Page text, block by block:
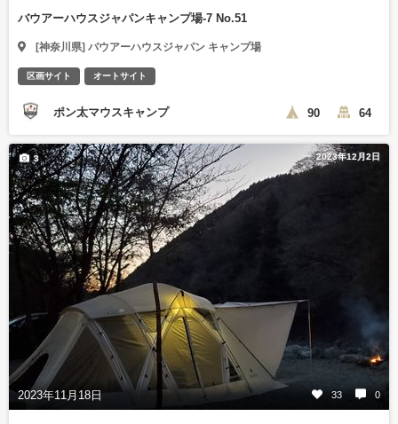
バウアーハウスジャパンキャンプ場-7 No.51
[神奈川県] バウアーハウスジャパン キャンプ場
区画サイト オートサイト
ポン太マウスキャンプ 90 64
2023年12月2日
2023年11月18日 33 0
3